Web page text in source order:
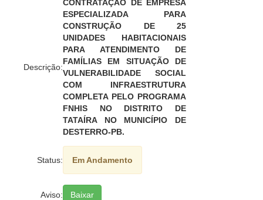
Descrição:
CONTRATAÇÃO DE EMPRESA
ESPECIALIZADA PARA
CONSTRUÇÃO DE 25
UNIDADES HABITACIONAIS
PARA ATENDIMENTO DE
FAMÍLIAS EM SITUAÇÃO DE
VULNERABILIDADE SOCIAL
COM INFRAESTRUTURA
COMPLETA PELO PROGRAMA
FNHIS NO DISTRITO DE
TATAÍRA NO MUNICÍPIO DE
DESTERRO-PB.
Status: Em Andamento
Aviso: Baixar